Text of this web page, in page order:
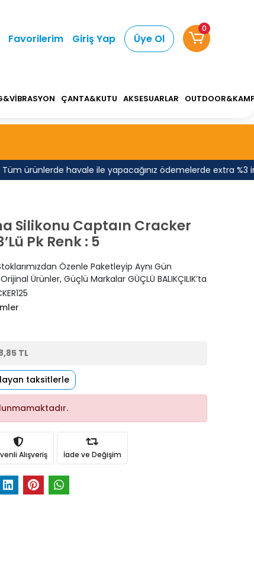
ürünlerde havale ile yapacağınız ödemelerde extra %3
Favorilerim Giriş Yap Üye Ol
0
ÇANTA&KUTU AKSESUARLAR
Silikonu Captaın Cracker
Pk Renk : 5
Özenle Paketleyip Aynı Gün
Ürünler, Güçlü Markalar GÜÇLÜ BALIKÇILIK’ta
TL
taksitlerle
Alışveriş İade ve Değişim